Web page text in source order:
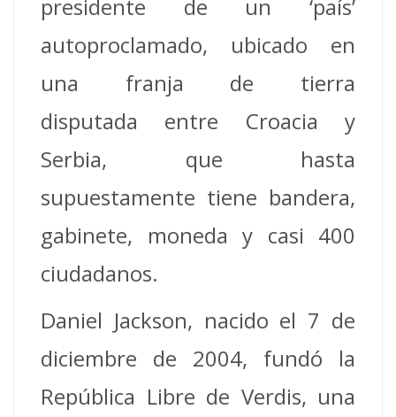
presidente de un ‘país’
autoproclamado, ubicado en
una franja de tierra
disputada entre Croacia y
Serbia, que hasta
supuestamente tiene bandera,
gabinete, moneda y casi 400
ciudadanos.
Daniel Jackson, nacido el 7 de
diciembre de 2004, fundó la
República Libre de Verdis, una